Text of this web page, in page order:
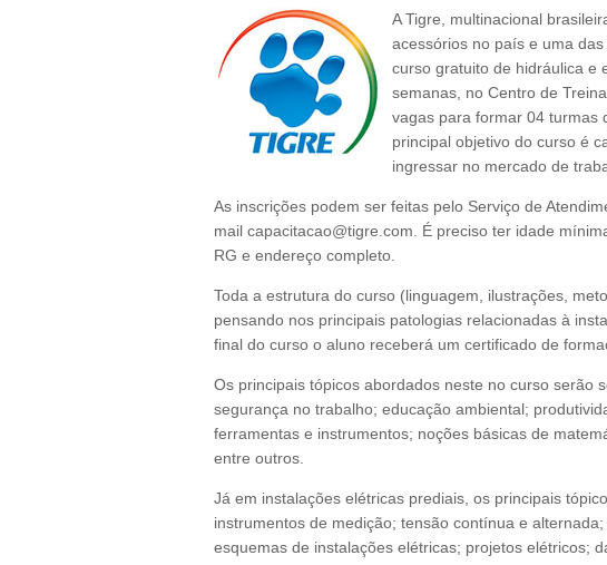
A Tigre, multinacional
acessórios no país e uma
curso gratuito de hidráulica e
semanas, no Centro de
vagas para formar 04 turmas
principal objetivo do curso é
ingressar no mercado de
As inscrições podem ser feitas pelo Serviço de
mail capacitacao@tigre.com. É preciso ter idade
RG e endereço completo.
Toda a estrutura do curso (linguagem, ilustrações,
pensando nos principais patologias relacionadas à
final do curso o aluno receberá um certificado de
Os principais tópicos abordados neste no curso serão
segurança no trabalho; educação ambiental;
ferramentas e instrumentos; noções básicas de
entre outros.
Já em instalações elétricas prediais, os principais
instrumentos de medição; tensão contínua e
esquemas de instalações elétricas; projetos elétricos;